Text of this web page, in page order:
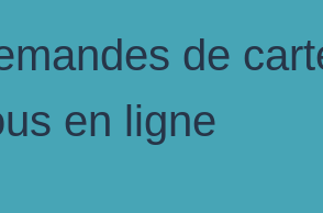
de
en ligne